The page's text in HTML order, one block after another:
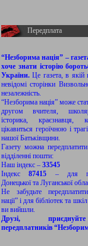
Передплата
“Незборима нація” –
хоче знати історію
України.Це газета, в якій
невідомі сторінки
незалежність.
“Незборима нація” може
другом вчителя,
історика, краєзнавця,
цікавиться героїчною і
нашої Батьківщини.
Газету можна
відділенні пошти:
Наш індекс – 33545
Індекс87415 – для
Донецької та Луганської
Не забудьте
нації” і для бібліотек та
ви вийшли.
Друзі,
передплатників